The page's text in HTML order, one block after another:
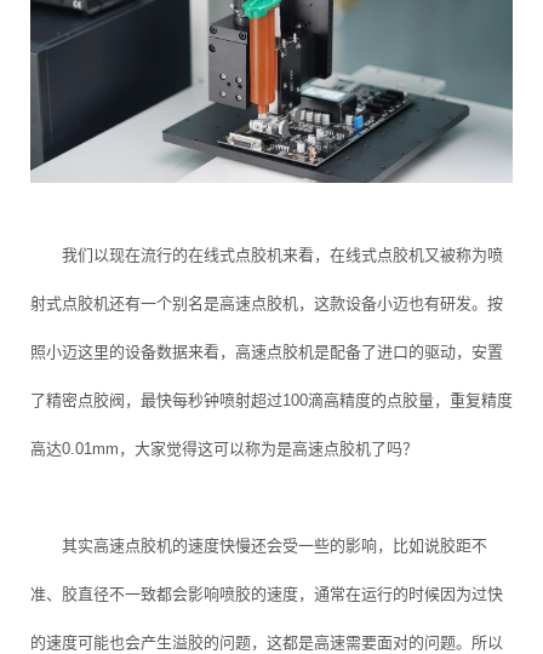
我们以现在流行的在线式点胶机来看，在线式点胶机又被称为喷
射式点胶机还有一个别名是高速点胶机，这款设备小迈也有研发。按
照小迈这里的设备数据来看，高速点胶机是配备了进口的驱动，安置
了精密点胶阀，最快每秒钟喷射超过100滴高精度的点胶量，重复精度
高达0.01mm，大家觉得这可以称为是高速点胶机了吗？
其实高速点胶机的速度快慢还会受一些的影响，比如说胶距不
准、胶直径不一致都会影响喷胶的速度，通常在运行的时候因为过快
的速度可能也会产生溢胶的问题，这都是高速需要面对的问题。所以